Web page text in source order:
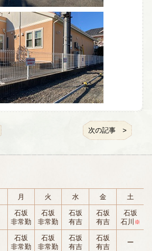
次の記事
月 火 水 金 土
石坂
非常勤
石坂
非常勤
石坂
有吉
石坂
有吉
石坂
石川 ※
石坂
非常勤
石坂
非常勤
石坂
有吉
石坂
有吉
ー